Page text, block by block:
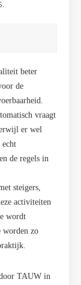
beter
de
vraagt
er wel
de regels in
steigers,
activiteiten
wordt
worden zo
TAUW in